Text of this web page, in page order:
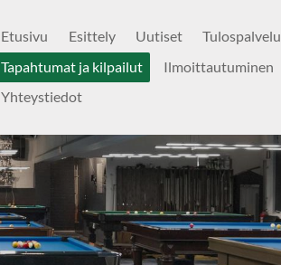
Etusivu Esittely Uutiset
Tulospalvelu
Tapahtumat ja kilpailut
Ilmoittautuminen
Yhteystiedot